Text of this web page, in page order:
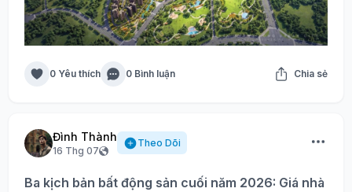
0 Yêu thích 0 Bình luận Chia sẻ
Đình Thành
16 Thg 07
Theo Dõi
Ba kịch bản bất động sản cuối năm 2026: Giá nhà